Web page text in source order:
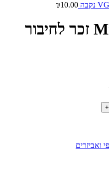
₪10.00
מתאם Mini HDMI זכר לחיבור
ואביזרים